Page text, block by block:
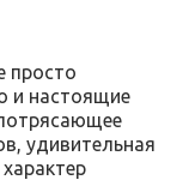
просто
и настоящие
удивительная